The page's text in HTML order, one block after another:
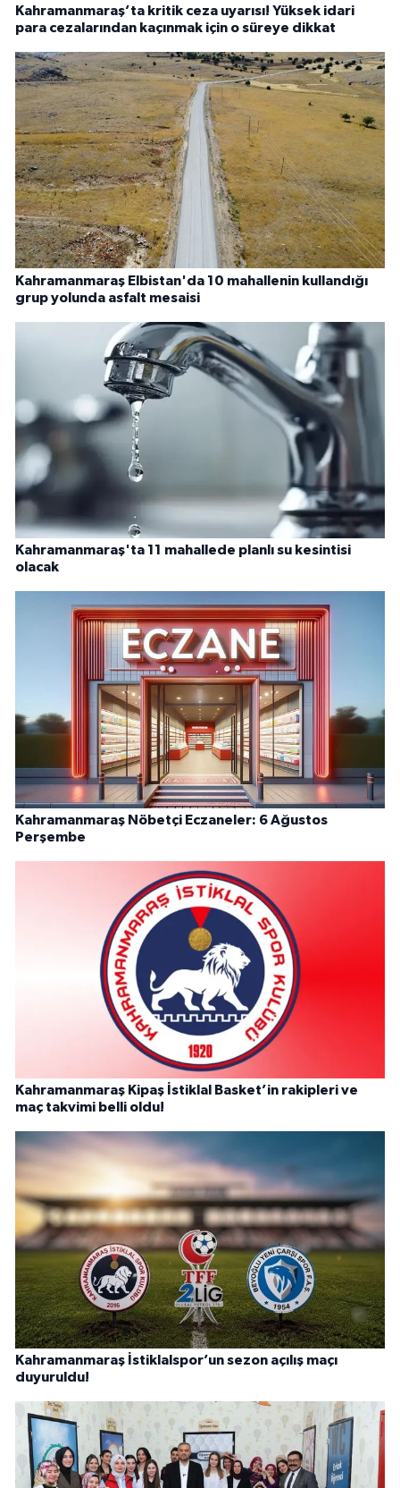
Kahramanmaraş’ta kritik ceza uyarısı! Yüksek idari
para cezalarından kaçınmak için o süreye dikkat
Kahramanmaraş Elbistan'da 10 mahallenin kullandığı
grup yolunda asfalt mesaisi
Kahramanmaraş'ta 11 mahallede planlı su kesintisi
olacak
Kahramanmaraş Nöbetçi Eczaneler: 6 Ağustos
Perşembe
Kahramanmaraş Kipaş İstiklal Basket’in rakipleri ve
maç takvimi belli oldu!
Kahramanmaraş İstiklalspor’un sezon açılış maçı
duyuruldu!